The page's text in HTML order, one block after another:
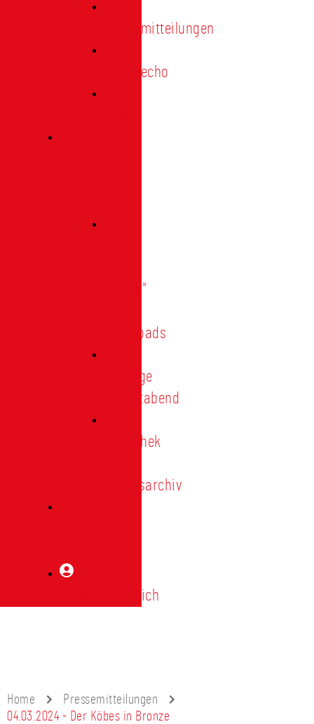
Pressemitteilungen
Presseecho
"digital"
Downloads
Vorträge
Heimatabend
Bibliothek
Vereinsarchiv
Mitgliederbereich
Home
Pressemitteilungen
04.03.2024 - Der Köbes in Bronze